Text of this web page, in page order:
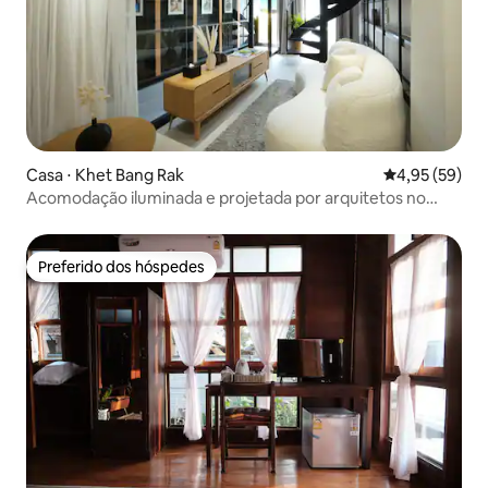
Casa ⋅ Khet Bang Rak 4,95 de uma
4,95 (59)
Acomodação iluminada e projetada por arquitetos no
Preferido dos hóspedes
Preferido dos hóspedes